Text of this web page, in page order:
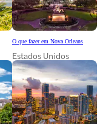
O que fazer em Nova Orleans
Estados Unidos